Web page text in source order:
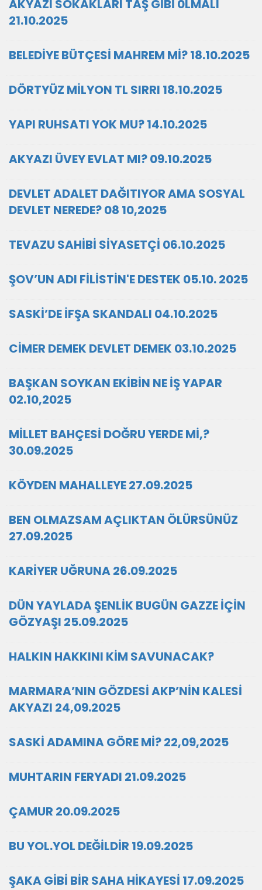
AKYAZI SOKAKLARI TAŞ GİBİ 0LMALI
21.10.2025
BELEDİYE BÜTÇESİ MAHREM Mİ? 18.10.2025
DÖRTYÜZ MİLYON TL SIRRI 18.10.2025
YAPI RUHSATI YOK MU? 14.10.2025
AKYAZI ÜVEY EVLAT MI? 09.10.2025
DEVLET ADALET DAĞITIYOR AMA SOSYAL
DEVLET NEREDE? 08 10,2025
TEVAZU SAHİBİ SİYASETÇİ 06.10.2025
ŞOV’UN ADI FİLİSTİN'E DESTEK 05.10. 2025
SASKİ’DE İFŞA SKANDALI 04.10.2025
CİMER DEMEK DEVLET DEMEK 03.10.2025
BAŞKAN SOYKAN EKİBİN NE İŞ YAPAR
02.10,2025
MİLLET BAHÇESİ DOĞRU YERDE Mİ,?
30.09.2025
KÖYDEN MAHALLEYE 27.09.2025
BEN OLMAZSAM AÇLIKTAN ÖLÜRSÜNÜZ
27.09.2025
KARİYER UĞRUNA 26.09.2025
DÜN YAYLADA ŞENLİK BUGÜN GAZZE İÇİN
GÖZYAŞI 25.09.2025
HALKIN HAKKINI KİM SAVUNACAK?
MARMARA’NIN GÖZDESİ AKP’NİN KALESİ
AKYAZI 24,09.2025
SASKİ ADAMINA GÖRE Mİ? 22,09,2025
MUHTARIN FERYADI 21.09.2025
ÇAMUR 20.09.2025
BU YOL.YOL DEĞİLDİR 19.09.2025
ŞAKA GİBİ BİR SAHA HİKAYESİ 17.09.2025